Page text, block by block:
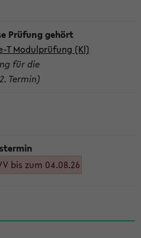
T Modulprüfung (Kl)
für die
Termin)
bis zum 04.08.26